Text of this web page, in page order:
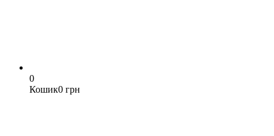
0
Кошик0 грн